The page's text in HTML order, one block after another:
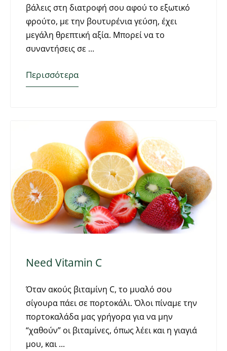
βάλεις στη διατροφή σου αφού το εξωτικό
φρούτο, με την βουτυρένια γεύση, έχει
μεγάλη θρεπτική αξία. Μπορεί να το
συναντήσεις σε
Περισσότερα
Need Vitamin C
Όταν ακούς βιταμίνη C, το μυαλό σου
σίγουρα πάει σε πορτοκάλι. Όλοι πίναμε την
πορτοκαλάδα μας γρήγορα για να μην
“χαθούν” οι βιταμίνες, όπως λέει και η γιαγιά
μου, και